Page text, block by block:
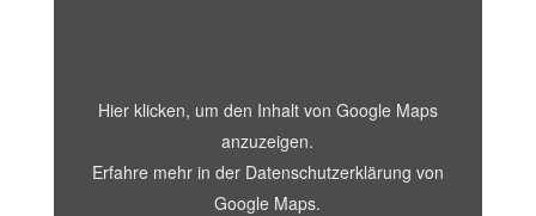
Adresse
Stadtteilzentrum
Hier klicken, um den Inhalt von Google Maps
anzuzeigen.
Erfahre mehr in der Datenschutzerklärung von
Google Maps.